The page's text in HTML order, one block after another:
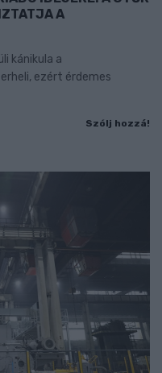
A
kánikula a
ezért érdemes
Szólj hozzá!